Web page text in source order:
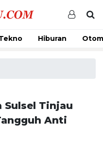
Hiburan
Sulsel Tinjau
Anti